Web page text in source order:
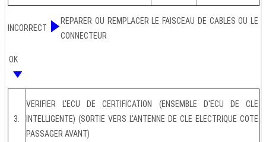
INCORRECT
REPARER OU REMPLACER LE FAISCEAU DE CABLES OU LE
CONNECTEUR
OK
3.
VERIFIER L'ECU DE CERTIFICATION (ENSEMBLE D'ECU DE CLE
INTELLIGENTE) (SORTIE VERS L'ANTENNE DE CLE ELECTRIQUE COTE
PASSAGER AVANT)